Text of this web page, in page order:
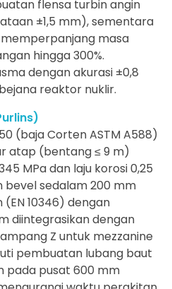
flensa turbin angin
±1,5 mm), sementara
masa
hingga 300%.
dengan akurasi ±0,8
reaktor nuklir.
(baja Corten ASTM A588)
atap (bentang ≤ 9 m)
MPa dan laju korosi 0,25
bevel sedalam 200 mm
10346) dengan
diintegrasikan dengan
Z untuk mezzanine
pembuatan lubang baut
pada pusat 600 mm